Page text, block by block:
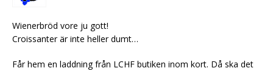
Wienerbröd vore ju gott!
Croissanter är inte heller dumt…
Får hem en laddning från LCHF butiken inom kort. Då ska det